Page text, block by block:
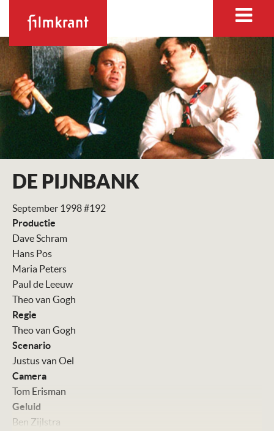
DE PIJNBANK
September 1998 #192
Productie
Dave Schram
Hans Pos
Maria Peters
Paul de Leeuw
Theo van Gogh
Regie
Theo van Gogh
Scenario
Justus van Oel
Camera
Tom Erisman
Geluid
Ben Zijlstra